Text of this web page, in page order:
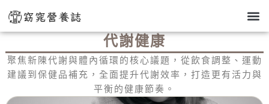
跳
至
要
內
代謝健康
聚焦新陳代謝與體內循環的核心議題，從飲食調整、運動
建議到保健品補充，全面提升代謝效率，打造更有活力與
平衡的健康節奏。